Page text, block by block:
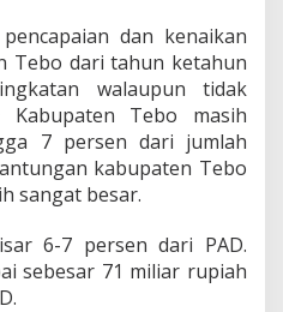
dan kenaikan
Tebo dari tahun ketahun
walaupun tidak
Kabupaten Tebo masih
7 persen dari jumlah
kabupaten Tebo
sangat besar.
6-7 persen dari PAD.
sebesar 71 miliar rupiah